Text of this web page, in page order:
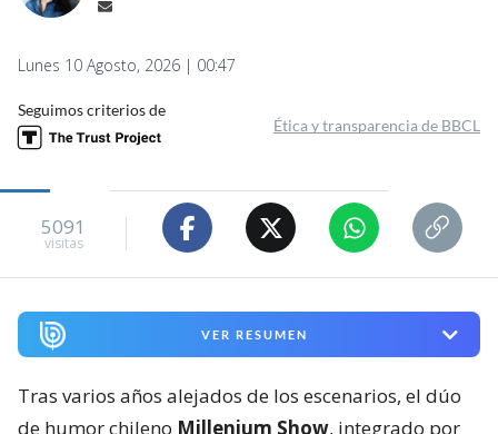
Lunes 10 Agosto, 2026 | 00:47
Seguimos criterios de
Ética y transparencia de BBCL
5091
visitas
VER RESUMEN
Tras varios años alejados de los escenarios, el dúo
de humor chileno Millenium Show, integrado por